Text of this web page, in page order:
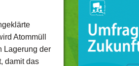
Atommüll
Lagerung der
damit das